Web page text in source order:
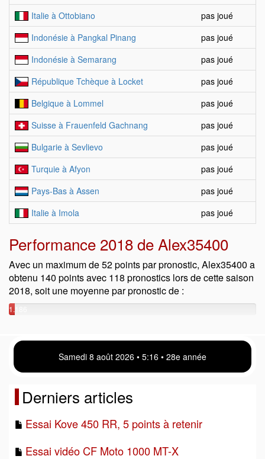
Italie à Ottobiano
pas joué
Indonésie à Pangkal Pinang
pas joué
Indonésie à Semarang
pas joué
République Tchèque à Locket
pas joué
Belgique à Lommel
pas joué
Suisse à Frauenfeld Gachnang
pas joué
Bulgarie à Sevlievo
pas joué
Turquie à Afyon
pas joué
Pays-Bas à Assen
pas joué
Italie à Imola
pas joué
Performance 2018 de Alex35400
Avec un maximum de 52 points par pronostic, Alex35400 a
obtenu 140 points avec 118 pronostics lors de cette saison
2018, soit une moyenne par pronostic de :
1.186
Samedi 8 août 2026 • 5 16 • 28e année
Derniers articles
Essai Kove 450 RR, 5 points à retenir
Essai vidéo CF Moto 1000 MT-X